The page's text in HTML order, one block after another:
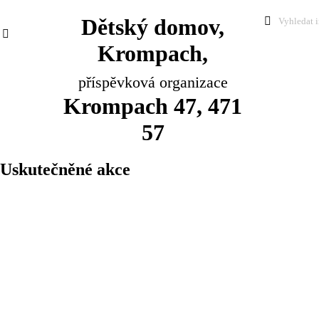
Dětský domov,
Krompach,
příspěvková organizace
Krompach 47, 471
57
Uskutečněné akce